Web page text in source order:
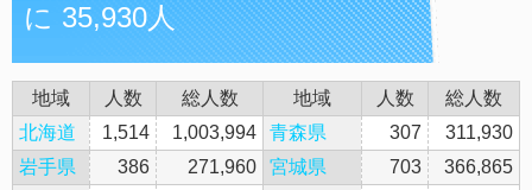
に 35,930人
地域 人数 総人数 地域 人数
総人数
北海道
1,514 1,003,994 青森県 307
311,930
岩手県
386 271,960 宮城県 703
366,865